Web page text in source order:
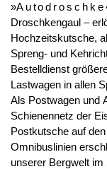
»Autodroschke
Droschkengaul –
Hochzeitskutsche,
Spreng- und
Bestelldienst
Lastwagen in allen
Als Postwagen und
Schienennetz der
Postkutsche auf
Omnibuslinien
unserer Bergwelt